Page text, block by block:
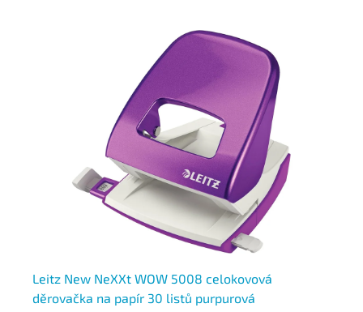
Leitz New NeXXt WOW 5008 celokovová
děrovačka na papír 30 listů purpurová